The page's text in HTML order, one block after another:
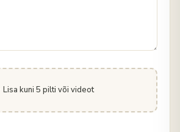
Lisa kuni 5 pilti või videot